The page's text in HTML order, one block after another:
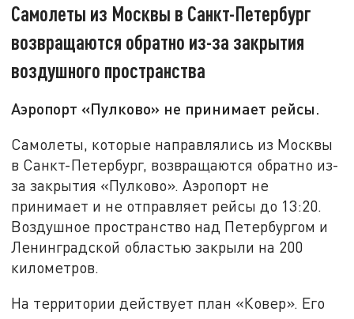
Самолеты из Москвы в Санкт-Петербург
возвращаются обратно из-за закрытия
воздушного пространства
Аэропорт «Пулково» не принимает рейсы.
Самолеты, которые направлялись из Москвы
в Санкт-Петербург, возвращаются обратно из-
за закрытия «Пулково». Аэропорт не
принимает и не отправляет рейсы до 13:20.
Воздушное пространство над Петербургом и
Ленинградской областью закрыли на 200
километров.
На территории действует план «Ковер». Его